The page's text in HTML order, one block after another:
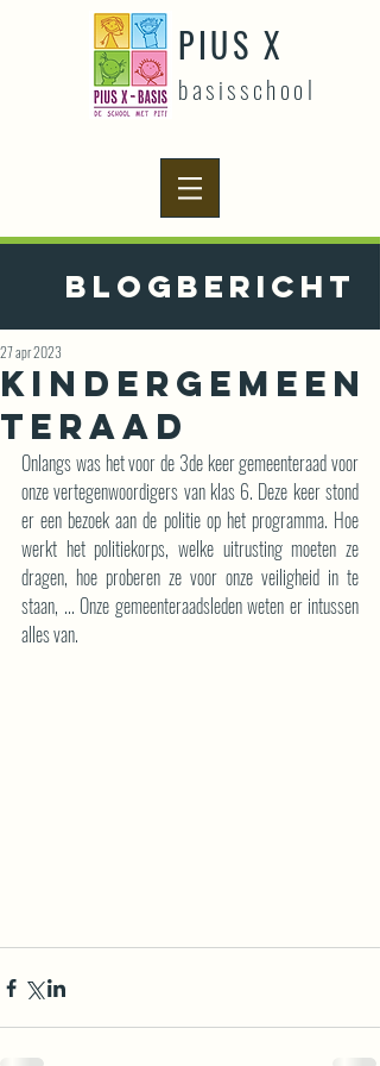
PIUS X
basisschool
Blogbericht
Kindergemeen
teraad
27 apr 2023
Onlangs was het voor de 3de keer gemeenteraad voor
onze vertegenwoordigers van klas 6. Deze keer stond
er een bezoek aan de politie op het programma. Hoe
werkt het politiekorps, welke uitrusting moeten ze
dragen, hoe proberen ze voor onze veiligheid in te
staan, ... Onze gemeenteraadsleden weten er intussen
alles van.